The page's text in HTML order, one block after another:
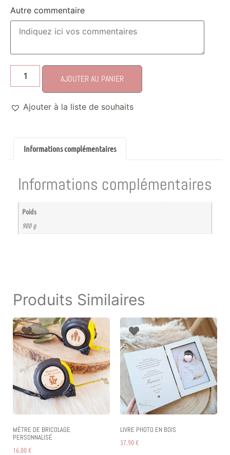
Autre commentaire
AJOUTER AU PANIER
Ajouter à la liste de souhaits
Informations complémentaires
Informations complémentaires
Poids
900 g
Produits Similaires
MÈTRE DE BRICOLAGE
PERSONNALISÉ
16.00€
LIVRE PHOTO EN BOIS
37.90€